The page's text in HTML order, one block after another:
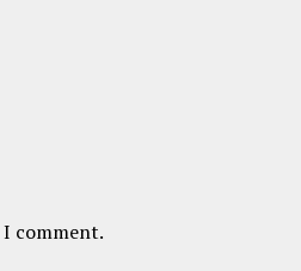
comment.